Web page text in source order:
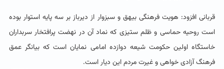
قربانی افزود: هویت فرهنگی بیهق و سبزوار از دیرباز بر سه پایه استوار بوده
است روحیه حماسی و ظلم ستیزی که نماد آن در نهضت پرافتخار سربداران
خاستگاه اولین حکومت شیعه دوازده امامی نمایان است که بیانگر عمق
فرهنگ آزادی خواهی و غیرت مردم این دیار است.